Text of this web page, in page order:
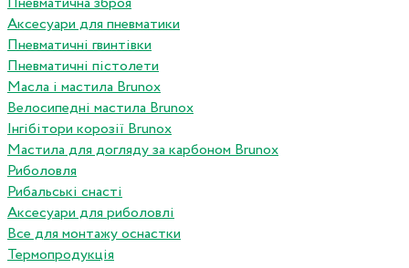
Аксесуари для пневматики
Пневматичні гвинтівки
Пневматичні пістолети
Масла і мастила Brunox
Велосипедні мастила Brunox
Інгібітори корозії Brunox
Мастила для догляду за карбоном Brunox
Риболовля
Рибальські снасті
Аксесуари для риболовлі
Все для монтажу оснастки
Термопродукція